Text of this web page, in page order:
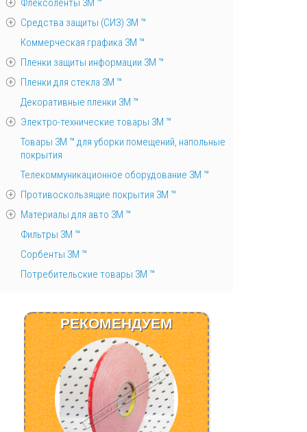
Флексоленты 3М ™
Средства защиты (СИЗ) 3M ™
Коммерческая графика 3М ™
Пленки защиты информации 3М ™
Пленки для стекла 3М ™
Декоративные пленки 3М ™
Электро-технические товары 3М ™
Товары 3М ™ для уборки помещений, напольные
покрытия
Телекоммуникационное оборудование 3М ™
Противоскользящие покрытия 3М ™
Материалы для авто 3М ™
Фильтры 3М ™
Сорбенты 3М ™
Потребительские товары 3М ™
РЕКОМЕНДУЕМ